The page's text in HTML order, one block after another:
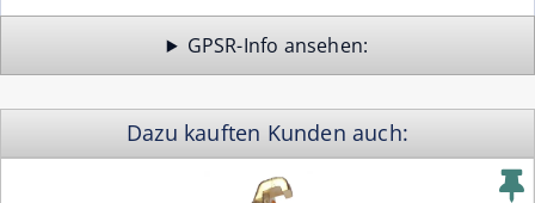
GPSR-Info
Dazu kauften Kunden auch: